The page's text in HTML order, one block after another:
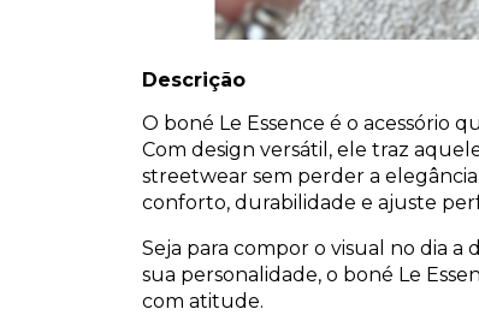
Descrição
O boné Le Essence é o acessório
Com design versátil, ele traz
streetwear sem perder a
conforto, durabilidade e ajuste
Seja para compor o visual no dia
sua personalidade, o boné Le
com atitude.